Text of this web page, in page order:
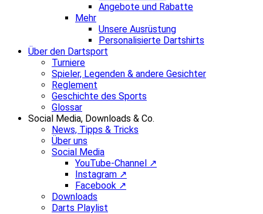
Angebote und Rabatte
Mehr
Unsere Ausrüstung
Personalisierte Dartshirts
Über den Dartsport
Turniere
Spieler, Legenden & andere Gesichter
Reglement
Geschichte des Sports
Glossar
Social Media, Downloads & Co.
News, Tipps & Tricks
Über uns
Social Media
YouTube-Channel ↗
Instagram ↗
Facebook ↗
Downloads
Darts Playlist